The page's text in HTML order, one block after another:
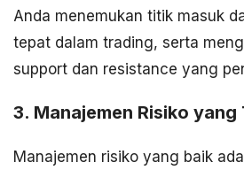
Anda menemukan titik masuk
tepat dalam trading, serta
support dan resistance yang
3. Manajemen Risiko yang
Manajemen risiko yang baik